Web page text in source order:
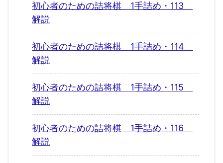
初心者のための詰将棋 1手詰め・113
解説
初心者のための詰将棋 1手詰め・114
解説
初心者のための詰将棋 1手詰め・115
解説
初心者のための詰将棋 1手詰め・116
解説